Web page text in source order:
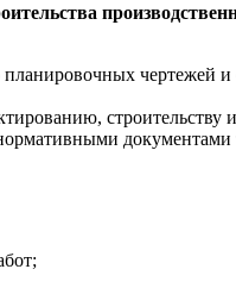
чертежей
строительству
документами